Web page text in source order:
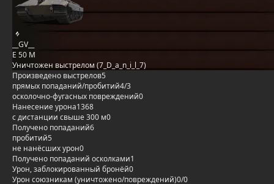
__GV__
E 50 M
Уничтожен выстрелом (7_D_a_n_i_l_7)
Произведено выстрелов5
прямых попаданий/пробитий4/3
осколочно-фугасных повреждений0
Нанесение урона1368
с дистанции свыше 300 м0
Получено попаданий6
пробитий5
не нанёсших урон0
Получено попаданий осколками1
Урон, заблокированный бронёй0
Урон союзникам (уничтожено/повреждений)0/0